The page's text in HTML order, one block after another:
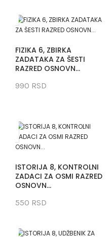
FIZIKA 6, ZBIRKA
ZADATAKA ZA ŠESTI
RAZRED OSNOVN...
990 RSD
ISTORIJA 8, KONTROLNI
ZADACI ZA OSMI RAZRED
OSNOVN...
550 RSD